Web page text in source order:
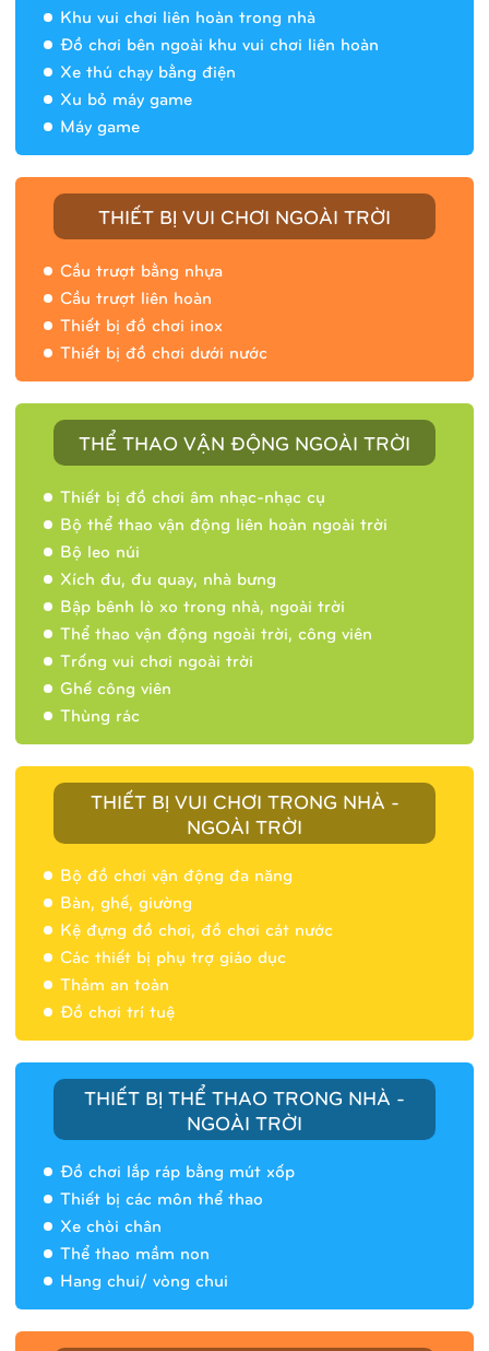
Khu vui chơi liên hoàn trong nhà
Đồ chơi bên ngoài khu vui chơi liên hoàn
Xe thú chạy bằng điện
Xu bỏ máy game
Máy game
THIẾT BỊ VUI CHƠI NGOÀI TRỜI
Cầu trượt bằng nhựa
Cầu trượt liên hoàn
Thiết bị đồ chơi inox
Thiết bị đồ chơi dưới nước
THỂ THAO VẬN ĐỘNG NGOÀI TRỜI
Thiết bị đồ chơi âm nhạc-nhạc cụ
Bộ thể thao vận động liên hoàn ngoài trời
Bộ leo núi
Xích đu, đu quay, nhà bưng
Bập bênh lò xo trong nhà, ngoài trời
Thể thao vận động ngoài trời, công viên
Trống vui chơi ngoài trời
Ghế công viên
Thùng rác
THIẾT BỊ VUI CHƠI TRONG NHÀ -
NGOÀI TRỜI
Bộ đồ chơi vận động đa năng
Bàn, ghế, giường
Kệ đựng đồ chơi, đồ chơi cát nước
Các thiết bị phụ trợ giáo dục
Thảm an toàn
Đồ chơi trí tuệ
THIẾT BỊ THỂ THAO TRONG NHÀ -
NGOÀI TRỜI
Đồ chơi lắp ráp bằng mút xốp
Thiết bị các môn thể thao
Xe chòi chân
Thể thao mầm non
Hang chui/ vòng chui
Nhà banh 9H5404
Nhà banh 9H5408